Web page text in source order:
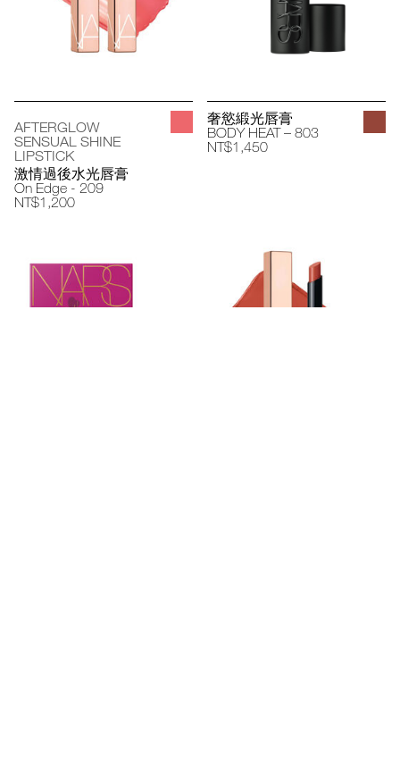
AFTERGLOW
SENSUAL SHINE
LIPSTICK
激情過後水光唇膏
On Edge - 209
NT$1,200
奢慾緞光唇膏
BODY HEAT – 803
NT$1,450